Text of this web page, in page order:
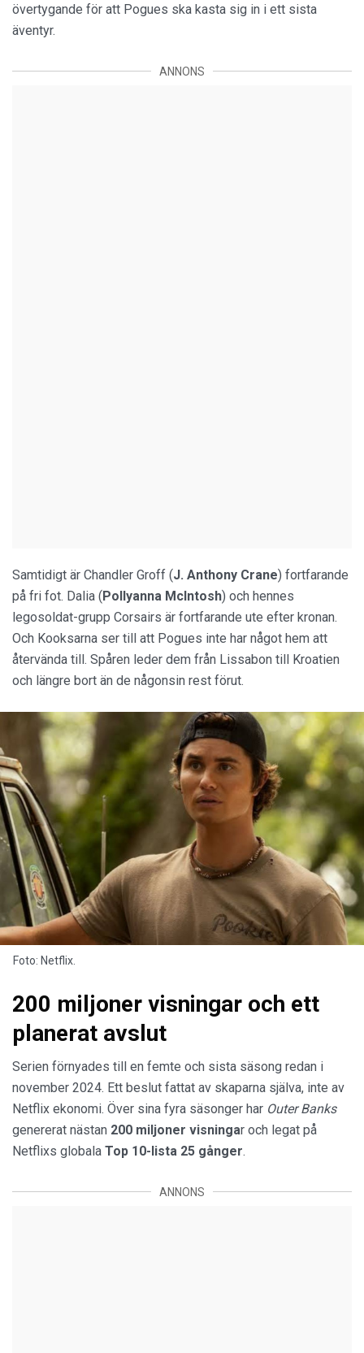
övertygande för att Pogues ska kasta sig in i ett sista
äventyr.
ANNONS
Samtidigt är Chandler Groff (J. Anthony Crane) fortfarande
på fri fot. Dalia (Pollyanna McIntosh) och hennes
legosoldat-grupp Corsairs är fortfarande ute efter kronan.
Och Kooksarna ser till att Pogues inte har något hem att
återvända till. Spåren leder dem från Lissabon till Kroatien
och längre bort än de någonsin rest förut.
Foto: Netflix.
200 miljoner visningar och ett
planerat avslut
Serien förnyades till en femte och sista säsong redan i
november 2024. Ett beslut fattat av skaparna själva, inte av
Netflix ekonomi. Över sina fyra säsonger har Outer Banks
genererat nästan 200 miljoner visningar och legat på
Netflixs globala Top 10-lista 25 gånger.
ANNONS